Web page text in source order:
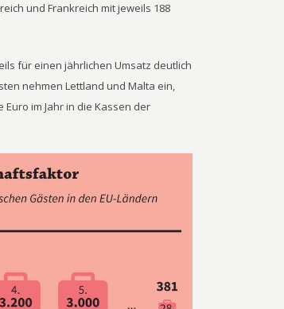
und Frankreich mit jeweils 188
für einen jährlichen Umsatz deutlich
nehmen Lettland und Malta ein,
im Jahr in die Kassen der